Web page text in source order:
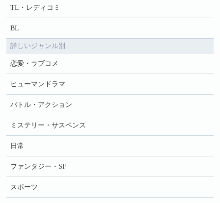
TL・レディコミ
BL
詳しいジャンル別
恋愛・ラブコメ
ヒューマンドラマ
バトル・アクション
ミステリー・サスペンス
日常
ファンタジー・SF
スポーツ